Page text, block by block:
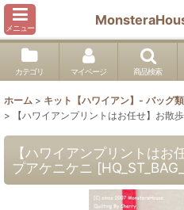
メニュー
カテゴリ マイページ 商品検索
ホーム > キット【ハワイアン】- バッグ類
>
【ハワイアンプリントはお任せ】お
【ハワイアンプリントは
プアケニケニ [